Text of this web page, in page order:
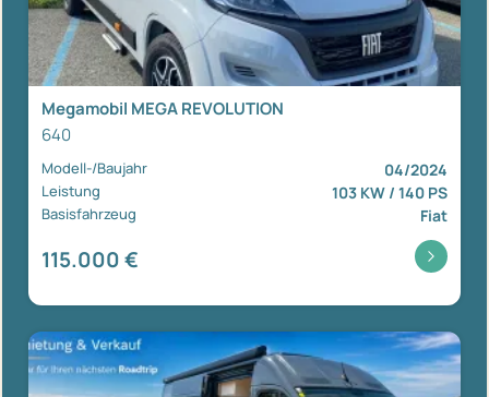
Megamobil MEGA REVOLUTION
640
Modell-/Baujahr 04/2024
Leistung 103 KW / 140 PS
Basisfahrzeug Fiat
115.000 €